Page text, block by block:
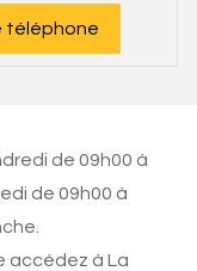
téléphone
de 09h00 à
de 09h00 à
accédez à La